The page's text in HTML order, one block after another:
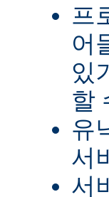
프
어
있
할
유
서
서